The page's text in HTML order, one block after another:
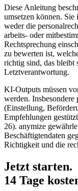
Diese Anleitung
umsetzen können. Sie
weder die
arbeits- oder
Rechtsprechung
zu bewerten ist,
richtig sind, das bleibt
Letztverantwortung.
KI-Outputs müssen
werden. Insbesondere
(Einstellung,
Empfehlungen
26). anymize
Beschäftigtendaten
Richtigkeit und die
Jetzt starten.
14 Tage